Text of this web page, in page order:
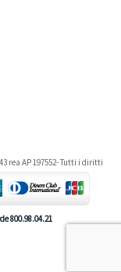
rea AP 197552- Tutti i diritti
800.98.04.21